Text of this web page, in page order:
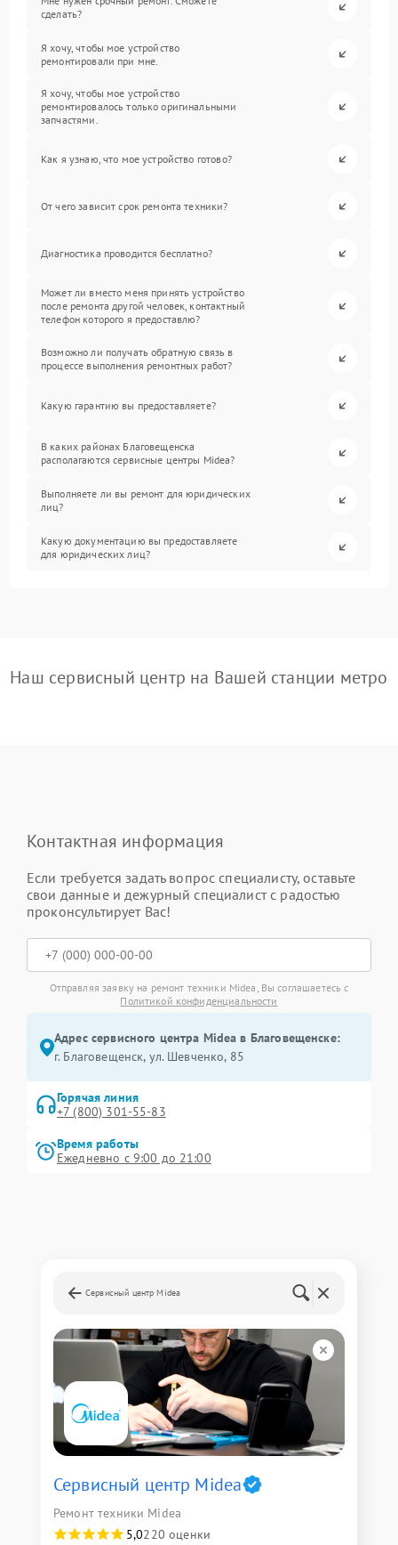
сделать?
Я хочу, чтобы мое устройство
ремонтировали при мне.
Я хочу, чтобы мое устройство
ремонтировалось только оригинальными
запчастями.
Как я узнаю, что мое устройство готово?
От чего зависит срок ремонта техники?
Диагностика проводится бесплатно?
Может ли вместо меня принять устройство
после ремонта другой человек, контактный
телефон которого я предоставлю?
Возможно ли получать обратную связь в
процессе выполнения ремонтных работ?
Какую гарантию вы предоставляете?
В каких районах Благовещенска
располагаются сервисные центры Midea?
Выполняете ли вы ремонт для юридических
лиц?
Какую документацию вы предоставляете
для юридических лиц?
Наш сервисный центр на Вашей станции метро
Контактная информация
Если требуется задать вопрос специалисту, оставьте
свои данные и дежурный специалист с радостью
проконсультирует Вас!
Отправляя заявку на ремонт техники Midea, Вы соглашаетесь с
Политикой конфиденциальности
Адрес сервисного центра Midea в Благовещенске:
г. Благовещенск, ул. Шевченко, 85
Горячая линия
+7 (800) 301-55-83
Время работы
Ежедневно с 9:00 до 21:00
Сервисный центр Midea
Сервисный центр Midea
Ремонт техники Midea
5,0220 оценки